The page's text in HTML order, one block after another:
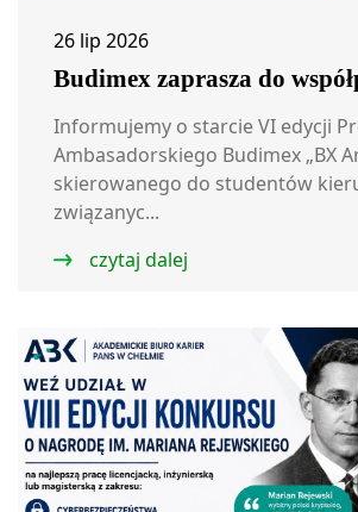
26 lip 2026
Budimex zaprasza do
Informujemy o starcie VI edycji
Ambasadorskiego Budimex „BX
skierowanego do studentów
związanyc...
czytaj dalej